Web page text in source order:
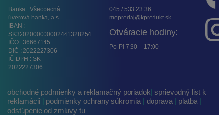
Banka : Všeobecná
úverová banka, a.s.
IBAN :
SK3202000000002441328254
IČO : 36667145
DIČ : 2022227306
IČ DPH : SK
2022227306
045 / 533 23 36
mopredaj@kprodukt.sk
Otváracie hodiny:
Po-Pi 7:30 – 17:00
obchodné podmienky a reklamačný poriadok| sprievodný list k
reklamácii
podmienky ochrany súkromia | doprava | platba |
odstúpenie od zmluvy tu